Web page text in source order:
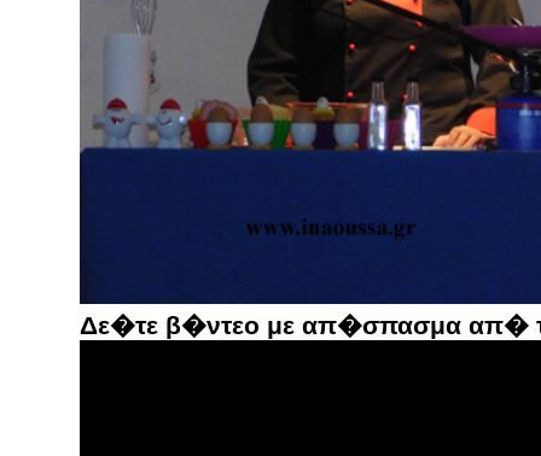
Δε�τε β�ντεο με απ�σπασμα απ�